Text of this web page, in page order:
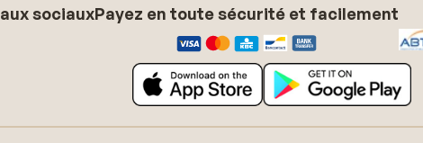
sociauxPayez en toute sécurité et facilement